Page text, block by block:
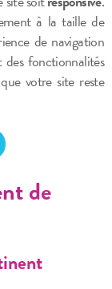
à la taille de
de navigation
fonctionnalités
votre site reste
de